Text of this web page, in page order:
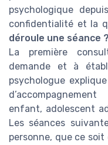
psychologique
confidentialité et la
déroule une séance ?
La première
demande et à
psychologue
enfant, adolescent
Les séances
personne, que ce